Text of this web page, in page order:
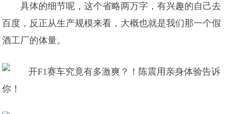
具体的细节呢，这个省略两万字，有兴趣的自己去
百度，反正从生产规模来看，大概也就是我们那一个假
酒工厂的体量。